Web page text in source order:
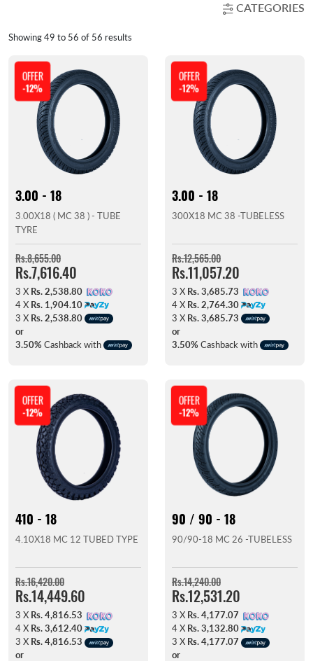
CATEGORIES
Showing49 to 56 of 56 results
OFFER
-12%
3.00 - 18
3.00X18 ( MC 38 ) - TUBE
TYRE
Rs.8,655.00
Rs.7,616.40
3 X Rs. 2,538.80
4 X Rs. 1,904.10
3 X Rs. 2,538.80
or
3.50% Cashback with
OFFER
-12%
3.00 - 18
300X18 MC 38 -TUBELESS
Rs.12,565.00
Rs.11,057.20
3 X Rs. 3,685.73
4 X Rs. 2,764.30
3 X Rs. 3,685.73
or
3.50% Cashback with
OFFER
-12%
410 - 18
4.10X18 MC 12 TUBED TYPE
Rs.16,420.00
Rs.14,449.60
3 X Rs. 4,816.53
4 X Rs. 3,612.40
3 X Rs. 4,816.53
or
OFFER
-12%
90 / 90 - 18
90/90-18 MC 26 -TUBELESS
Rs.14,240.00
Rs.12,531.20
3 X Rs. 4,177.07
4 X Rs. 3,132.80
3 X Rs. 4,177.07
or